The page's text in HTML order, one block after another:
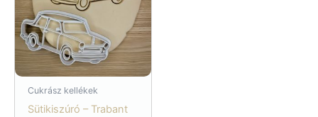
Cukrász kellékek
Sütikiszúró – Trabant